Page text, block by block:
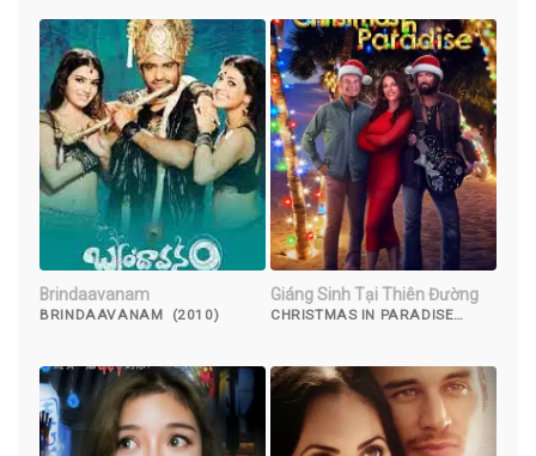
Brindaavanam
BRINDAAVANAM (2010)
Giáng Sinh Tại Thiên Đường
CHRISTMAS IN PARADISE